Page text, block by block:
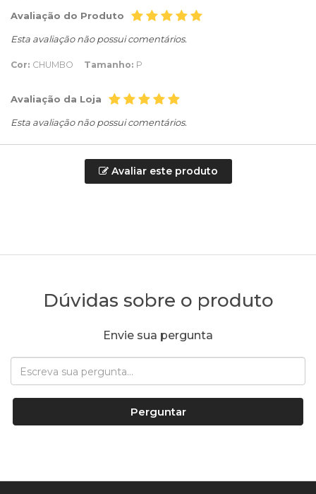
Avaliação do Produto
Esta avaliação não possui comentários.
Cor: CHUMBO Tamanho: P
Avaliação da Loja
Esta avaliação não possui comentários.
Avaliar este produto
Dúvidas sobre o produto
Envie sua pergunta
Perguntar